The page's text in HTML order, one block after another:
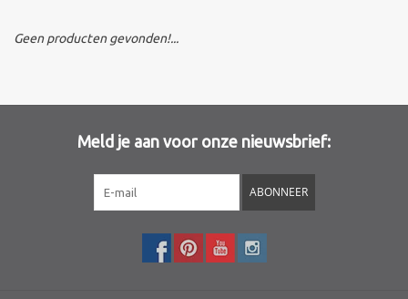
Geen producten gevonden!...
Meld je aan voor onze nieuwsbrief:
ABONNEER